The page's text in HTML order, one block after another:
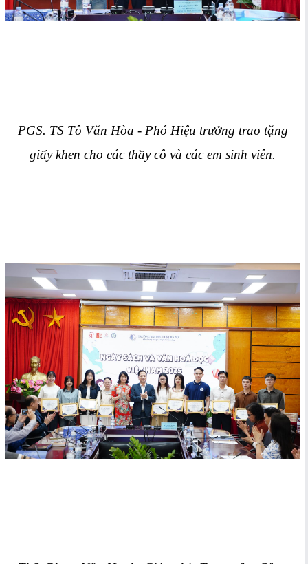
PGS. TS Tô Văn Hòa - Phó Hiệu trưởng trao tặng
giấy khen cho các thầy cô và các em sinh viên.